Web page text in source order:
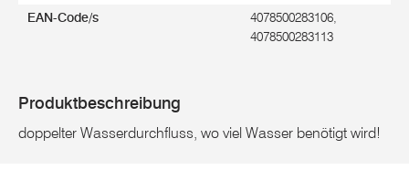
EAN-Code/s
4078500283106,
4078500283113
Produktbeschreibung
doppelter Wasserdurchfluss, wo viel Wasser benötigt wird!